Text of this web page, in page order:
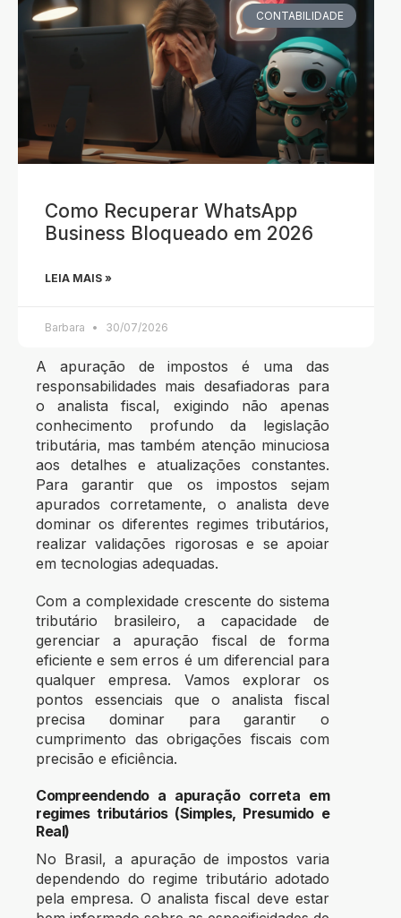
CONTABILIDADE
Como Recuperar WhatsApp
Business Bloqueado em 2026
LEIA MAIS »
Barbara 30/07/2026
A apuração de impostos é uma das
responsabilidades mais desafiadoras para
o analista fiscal, exigindo não apenas
conhecimento profundo da legislação
tributária, mas também atenção minuciosa
aos detalhes e atualizações constantes.
Para garantir que os impostos sejam
apurados corretamente, o analista deve
dominar os diferentes regimes tributários,
realizar validações rigorosas e se apoiar
em tecnologias adequadas.
Com a complexidade crescente do sistema
tributário brasileiro, a capacidade de
gerenciar a apuração fiscal de forma
eficiente e sem erros é um diferencial para
qualquer empresa. Vamos explorar os
pontos essenciais que o analista fiscal
precisa dominar para garantir o
cumprimento das obrigações fiscais com
precisão e eficiência.
Compreendendo a apuração correta em
regimes tributários (Simples, Presumido e
Real)
No Brasil, a apuração de impostos varia
dependendo do regime tributário adotado
pela empresa. O analista fiscal deve estar